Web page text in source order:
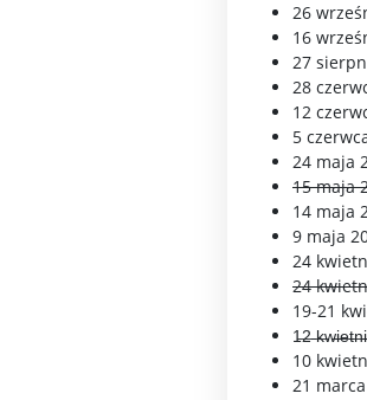
26
16
27
28
12
5
24 maja
15 maja
14 maja
9 maja
24
24
19-21
1̶2̶
10
21